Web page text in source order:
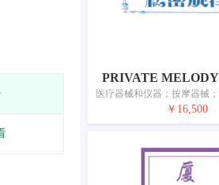
PRIVATE
￥16,500